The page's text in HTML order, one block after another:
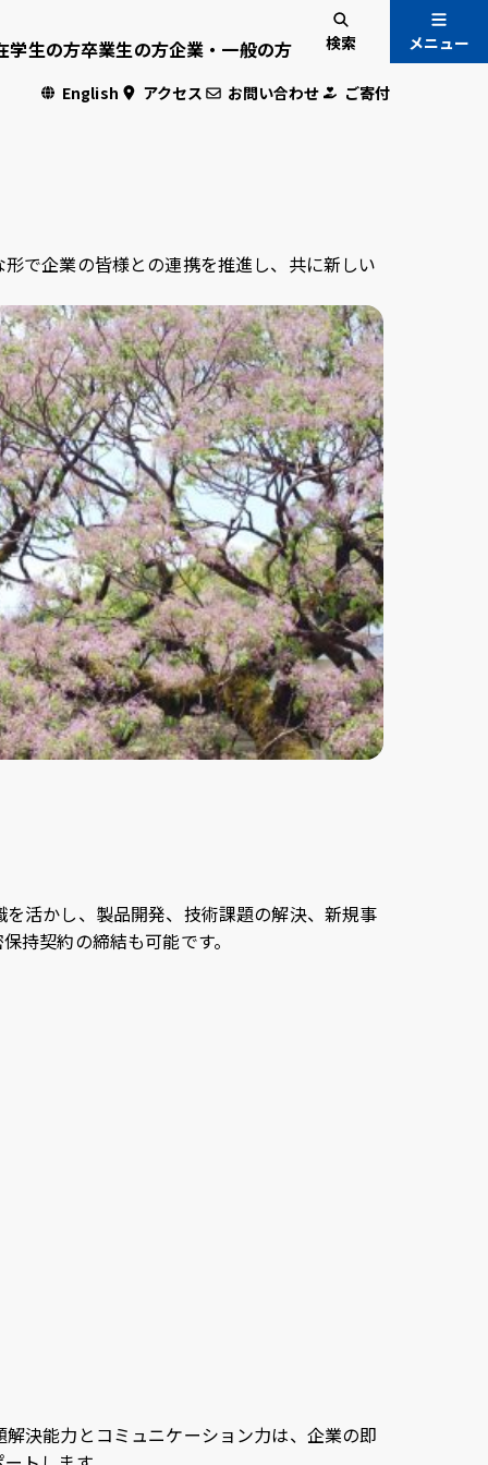
学生の方卒業生の方企業・一般の方 検索 メニュー
生専用
English アクセス お問い合わせ ご寄付
で企業の皆様との連携を推進し、共に新しい
活かし、製品開発、技術課題の解決、新規事
持契約の締結も可能です。
決能力とコミュニケーション力は、企業の即